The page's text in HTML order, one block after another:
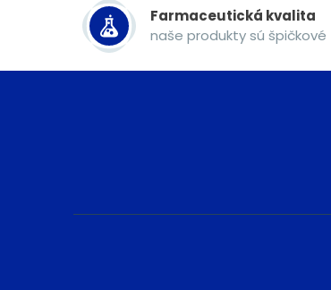
Farmaceutická kvalita
naše produkty sú špičkové